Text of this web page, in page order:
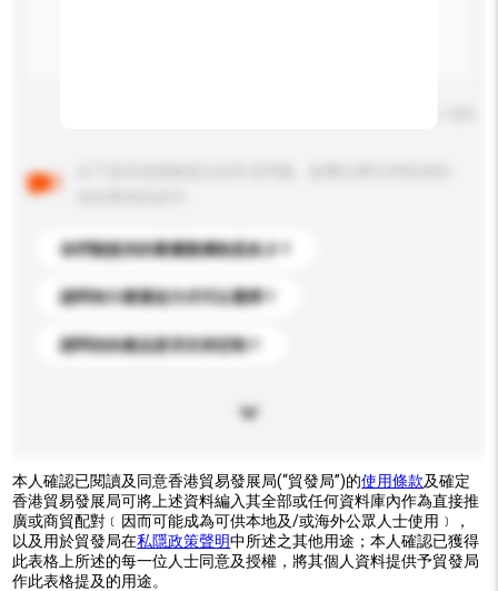
你們能提供的最優惠價格是多少？
請問有什麼運送方式可以選擇？
請問你的產品是否支持定制？
本人確認已閱讀及同意香港貿易發展局(“貿發局”)的使用條款及確定
香港貿易發展局可將上述資料編入其全部或任何資料庫內作為直接推
廣或商貿配對﹝因而可能成為可供本地及/或海外公眾人士使用﹞，
以及用於貿發局在私隱政策聲明中所述之其他用途；本人確認已獲得
此表格上所述的每一位人士同意及授權，將其個人資料提供予貿發局
作此表格提及的用途。